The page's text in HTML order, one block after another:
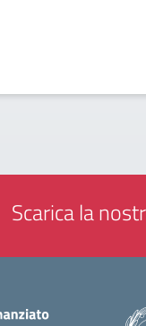
Scarica la